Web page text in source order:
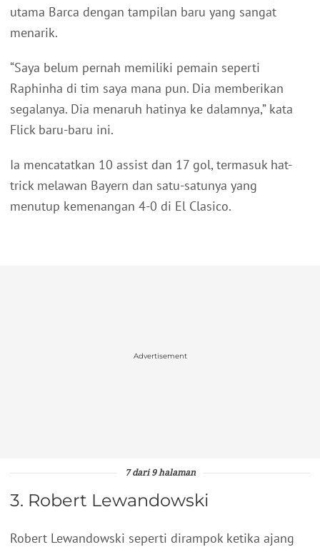
utama Barca dengan tampilan baru yang sangat
menarik.
“Saya belum pernah memiliki pemain seperti
Raphinha di tim saya mana pun. Dia memberikan
segalanya. Dia menaruh hatinya ke dalamnya,” kata
Flick baru-baru ini.
Ia mencatatkan 10 assist dan 17 gol, termasuk hat-
trick melawan Bayern dan satu-satunya yang
menutup kemenangan 4-0 di El Clasico.
Advertisement
7 dari 9 halaman
3. Robert Lewandowski
Robert Lewandowski seperti dirampok ketika ajang